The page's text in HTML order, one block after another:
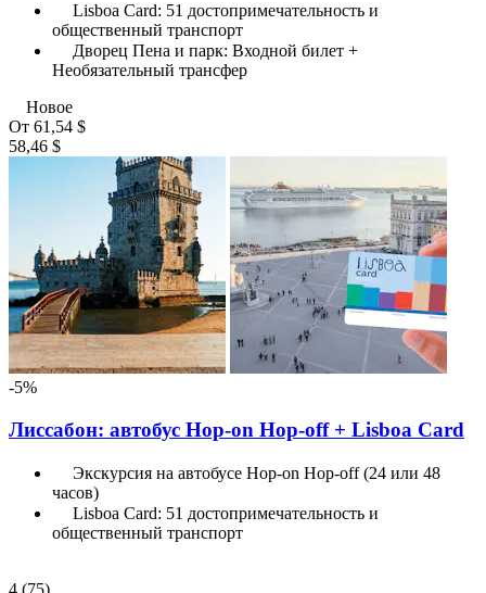
Lisboa Card: 51 достопримечательность и
общественный транспорт
Дворец Пена и парк: Входной билет +
Необязательный трансфер
Новое
От 61,54 $
58,46 $
-5%
Лиссабон: автобус Hop-on Hop-off + Lisboa Card
Экскурсия на автобусе Hop-on Hop-off (24 или 48
часов)
Lisboa Card: 51 достопримечательность и
общественный транспорт
4 (75)